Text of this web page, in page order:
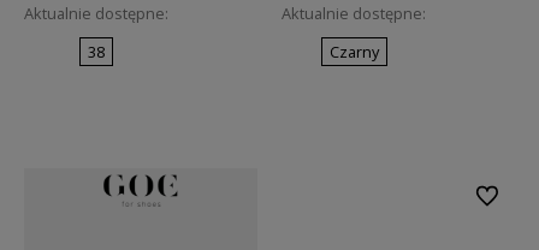
Aktualnie dostępne:
38
Aktualnie dostępne:
Czarny
Do